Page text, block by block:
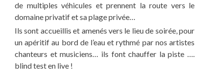
de multiples véhicules et prennent la route vers le
domaine privatif et sa plage privée…
Ils sont accueillis et amenés vers le lieu de soirée, pour
un apéritif au bord de l’eau et rythmé par nos artistes
chanteurs et musiciens… ils font chauffer la piste ….
blind test en live !